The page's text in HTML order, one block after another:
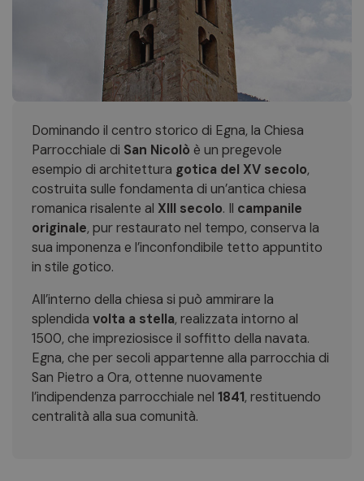
Dominando il centro storico di Egna, la Chiesa
Parrocchiale di San Nicolò è un pregevole
esempio di architettura gotica del XV secolo,
costruita sulle fondamenta di un’antica chiesa
romanica risalente al XIII secolo. Il campanile
originale, pur restaurato nel tempo, conserva la
sua imponenza e l’inconfondibile tetto appuntito
in stile gotico.
All’interno della chiesa si può ammirare la
splendida volta a stella, realizzata intorno al
1500, che impreziosisce il soffitto della navata.
Egna, che per secoli appartenne alla parrocchia di
San Pietro a Ora, ottenne nuovamente
l’indipendenza parrocchiale nel 1841, restituendo
centralità alla sua comunità.